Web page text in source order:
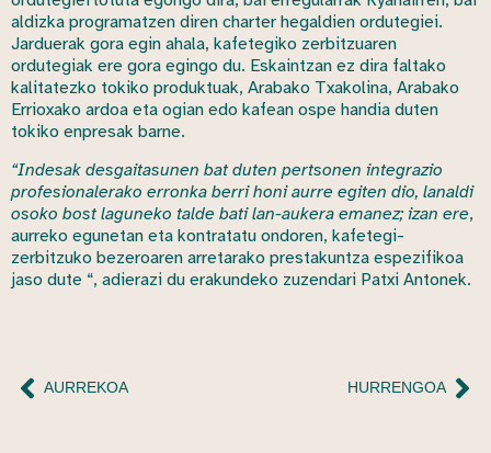
aldizka programatzen diren charter hegaldien ordutegiei.
Jarduerak gora egin ahala, kafetegiko zerbitzuaren
ordutegiak ere gora egingo du. Eskaintzan ez dira faltako
kalitatezko tokiko produktuak, Arabako Txakolina, Arabako
Errioxako ardoa eta ogian edo kafean ospe handia duten
tokiko enpresak barne.
“Indesak desgaitasunen bat duten pertsonen integrazio
profesionalerako erronka berri honi aurre egiten dio, lanaldi
osoko bost laguneko talde bati lan-aukera emanez; izan ere,
aurreko egunetan eta kontratatu ondoren, kafetegi-
zerbitzuko bezeroaren arretarako prestakuntza espezifikoa
jaso dute “, adierazi du erakundeko zuzendari Patxi Antonek.
AURREKOA HURRENGOA